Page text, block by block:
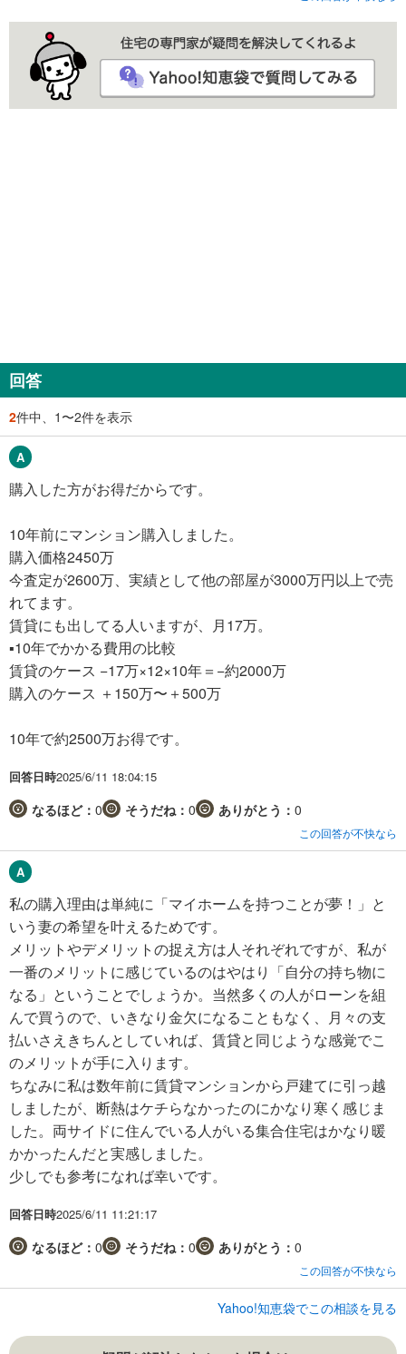
回答
2件中、1〜2件を表示
購入した方がお得だからです。
10年前にマンション購入しました。
購入価格2450万
今査定が2600万、実績として他の部屋が3000万円以上で売
れてます。
賃貸にも出してる人いますが、月17万。
▪️10年でかかる費用の比較
賃貸のケース −17万×12×10年＝−約2000万
購入のケース ＋150万〜＋500万
10年で約2500万お得です。
回答日時2025/6/11 18:04:15
なるほど： 0 そうだね： 0 ありがとう： 0
この回答が不快なら
私の購入理由は単純に「マイホームを持つことが夢！」と
いう妻の希望を叶えるためです。
メリットやデメリットの捉え方は人それぞれですが、私が
一番のメリットに感じているのはやはり「自分の持ち物に
なる」ということでしょうか。当然多くの人がローンを組
んで買うので、いきなり金欠になることもなく、月々の支
払いさえきちんとしていれば、賃貸と同じような感覚でこ
のメリットが手に入ります。
ちなみに私は数年前に賃貸マンションから戸建てに引っ越
しましたが、断熱はケチらなかったのにかなり寒く感じま
した。両サイドに住んでいる人がいる集合住宅はかなり暖
かかったんだと実感しました。
少しでも参考になれば幸いです。
回答日時2025/6/11 11:21:17
なるほど： 0 そうだね： 0 ありがとう： 0
この回答が不快なら
Yahoo!知恵袋でこの相談を見る